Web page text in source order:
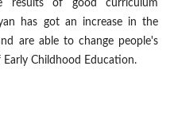
results of good curriculum
has got an increase in the
are able to change people's
Childhood Education.